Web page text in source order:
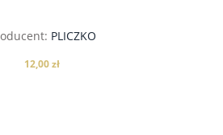
PLICZKO
12,00 zł